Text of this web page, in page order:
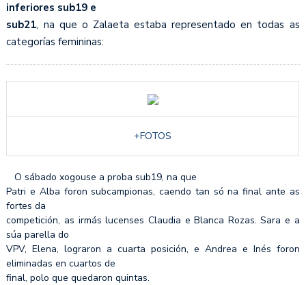
inferiores sub19 e
sub21, na que o Zalaeta estaba representado en todas as
categorías femininas:
+FOTOS
O sábado xogouse a proba sub19, na que
Patri e Alba foron subcampionas, caendo tan só na final ante as
fortes da
competición, as irmás lucenses Claudia e Blanca Rozas. Sara e a
súa parella do
VPV, Elena, lograron a cuarta posición, e Andrea e Inés foron
eliminadas en cuartos de
final, polo que quedaron quintas.